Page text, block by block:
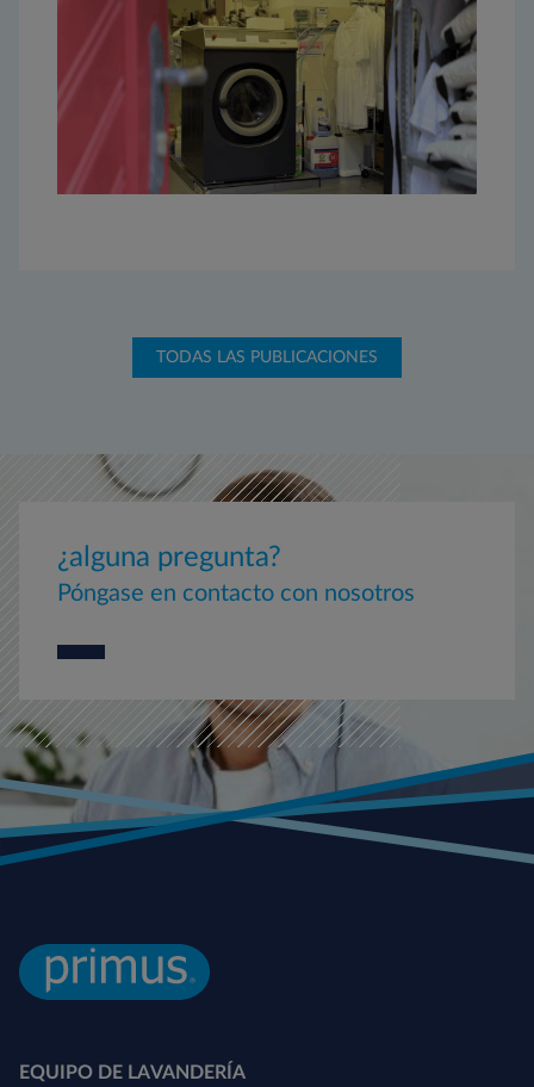
TODAS LAS PUBLICACIONES
¿alguna pregunta?
Póngase en contacto con nosotros
EQUIPO DE LAVANDERÍA